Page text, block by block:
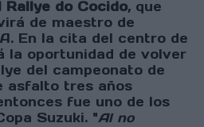
do Cocido, que
de maestro de
En la cita del centro de
la oportunidad de volver
del campeonato de
asfalto tres años
fue uno de los
Suzuki. "Al no